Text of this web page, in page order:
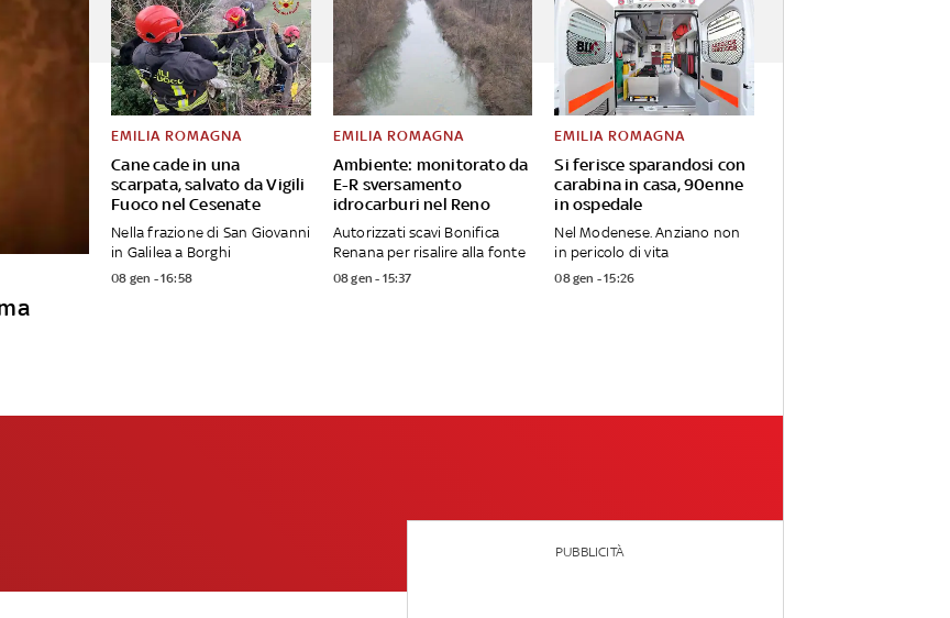
Cane cade in una
scarpata, salvato da Vigili
Fuoco nel Cesenate
EMILIA ROMAGNA
Nella frazione di San Giovanni
in Galilea a Borghi
08 gen - 16:58
Ambiente: monitorato da
E-R sversamento
idrocarburi nel Reno
EMILIA ROMAGNA
Autorizzati scavi Bonifica
Renana per risalire alla fonte
08 gen - 15:37
Si ferisce sparandosi con
carabina in casa, 90enne
in ospedale
EMILIA ROMAGNA
Nel Modenese. Anziano non
in pericolo di vita
08 gen - 15:26
PUBBLICITÀ